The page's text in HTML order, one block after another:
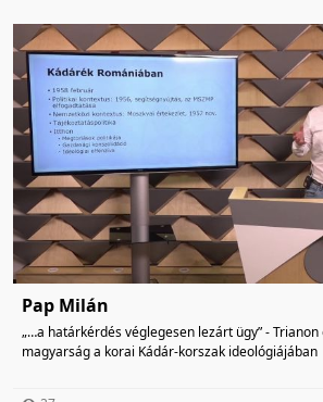
Pap Milán
„…a határkérdés véglegesen lezárt ügy” -
magyarság a korai Kádár-korszak ideológiájában